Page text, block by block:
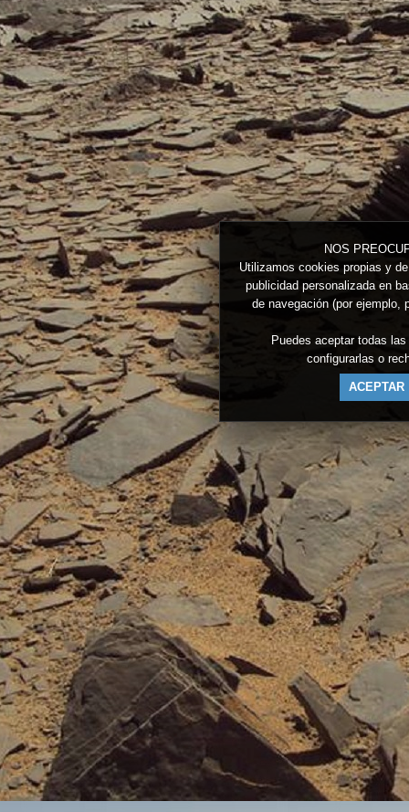
NOS
Utilizamos cookies propias y
publicidad personalizada en
de navegación (por
Puedes aceptar todas
configurarlas o
ACEPTAR